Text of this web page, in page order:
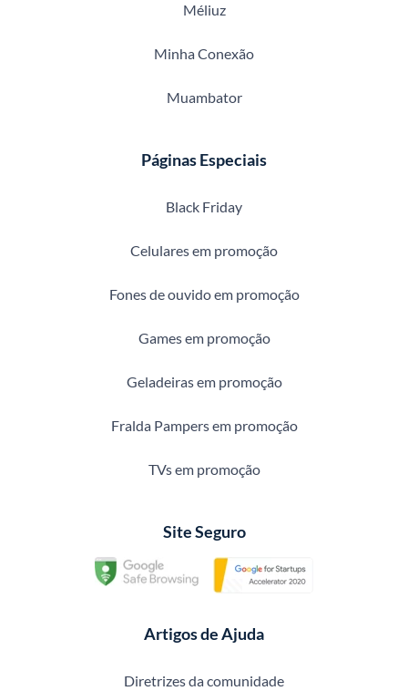
Méliuz
Minha Conexão
Muambator
Páginas Especiais
Black Friday
Celulares em promoção
Fones de ouvido em promoção
Games em promoção
Geladeiras em promoção
Fralda Pampers em promoção
TVs em promoção
Site Seguro
Artigos de Ajuda
Diretrizes da comunidade